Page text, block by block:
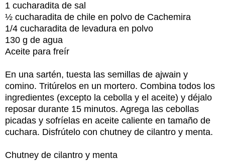
1 cucharadita de sal
½ cucharadita de chile en polvo de Cachemira
1/4 cucharadita de levadura en polvo
130 g de agua
Aceite para freír
En una sartén, tuesta las semillas de ajwain y
comino. Tritúrelos en un mortero. Combina todos los
ingredientes (excepto la cebolla y el aceite) y déjalo
reposar durante 15 minutos. Agrega las cebollas
picadas y sofríelas en aceite caliente en tamaño de
cuchara. Disfrútelo con chutney de cilantro y menta.
Chutney de cilantro y menta